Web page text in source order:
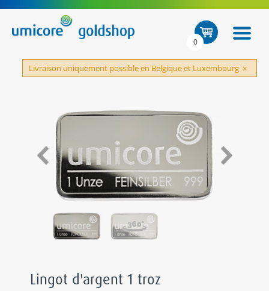
0
Livraison uniquement possible en Belgique et Luxembourg ×
Lingot d'argent 1 troz